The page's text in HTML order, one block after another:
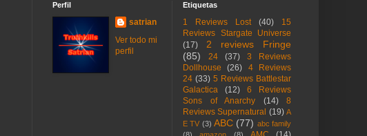
Perfil
satrian
Ver todo mi
perfil
Etiquetas
1 Reviews Lost (40)
15
Reviews Stargate Universe
(17)
2 reviews Fringe
(85)
24 (37)
3 Reviews
Dollhouse
(26)
4 Reviews
24 (33) 5 Reviews Battlestar
Galactica
(12)
6 Reviews
Sons of Anarchy
(14)
8
Reviews Supernatural (19) A
E TV (3) ABC (77) abc family